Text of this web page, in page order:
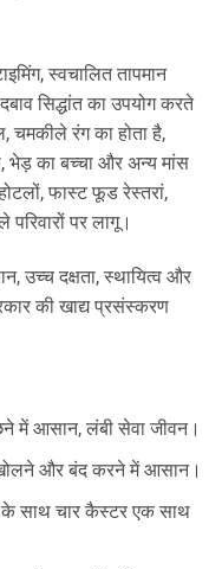
स्वचालित तापमान
सिद्धांत का उपयोग करते
चमकीले रंग का होता है,
का बच्चा और अन्य मांस
फास्ट फूड रेस्तरां,
पर लागू।
उच्च दक्षता, स्थायित्व और
की खाद्य प्रसंस्करण
में आसान, लंबी सेवा जीवन।
और बंद करने में आसान।
साथ चार कैस्टर एक साथ